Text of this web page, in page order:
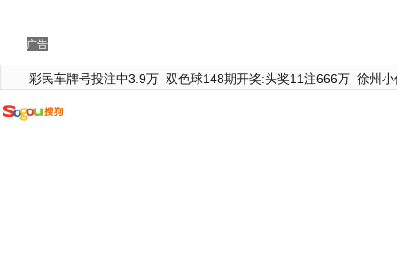
广告
彩民车牌号投注中3.9万 双色球148期开奖:头奖11注666万 徐州